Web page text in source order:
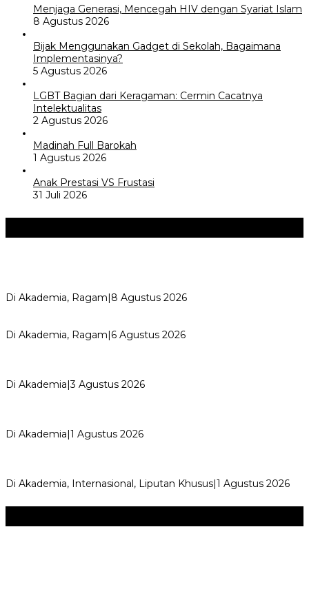
Menjaga Generasi, Mencegah HIV dengan Syariat Islam
8 Agustus 2026
Bijak Menggunakan Gadget di Sekolah, Bagaimana
Implementasinya?
5 Agustus 2026
LGBT Bagian dari Keragaman: Cermin Cacatnya
Intelektualitas
2 Agustus 2026
Madinah Full Barokah
1 Agustus 2026
Anak Prestasi VS Frustasi
31 Juli 2026
Di Akademia, Ragam|8 Agustus 2026
Di Akademia, Ragam|6 Agustus 2026
Di Akademia|3 Agustus 2026
Di Akademia|1 Agustus 2026
Di Akademia, Internasional, Liputan Khusus|1 Agustus 2026